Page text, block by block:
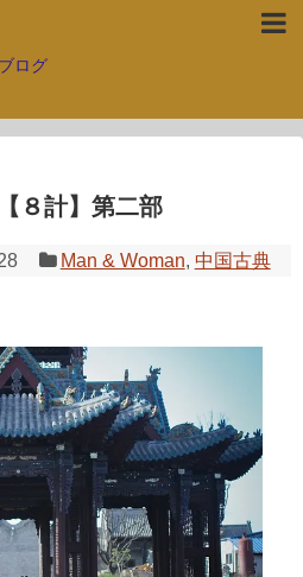
ログ
８計】第二部
Man & Woman, 中国古典